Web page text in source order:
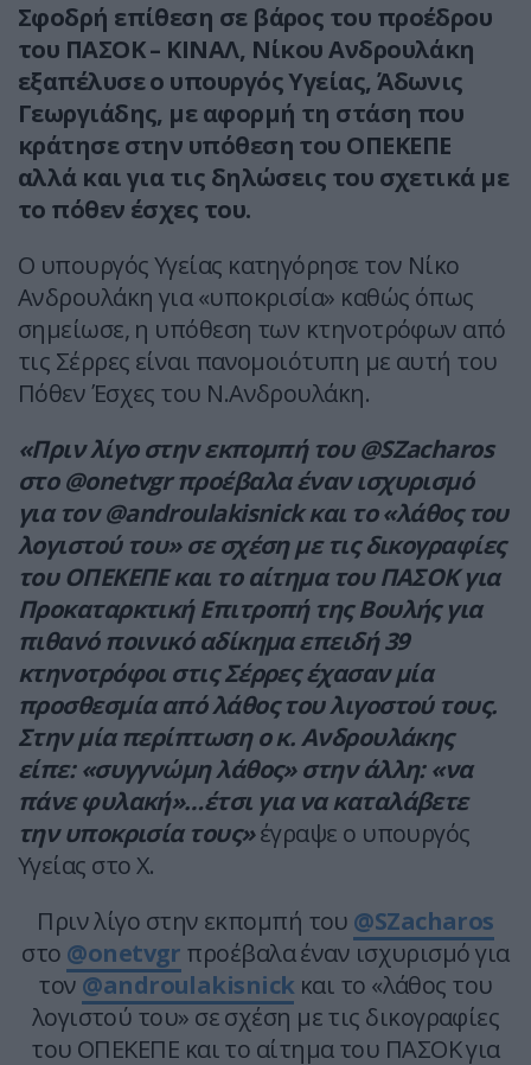
Σφοδρή επίθεση σε βάρος του προέδρου
του ΠΑΣΟΚ – ΚΙΝΑΛ, Νίκου Ανδρουλάκη
εξαπέλυσε ο υπουργός Υγείας, Άδωνις
Γεωργιάδης, με αφορμή τη στάση που
κράτησε στην υπόθεση του ΟΠΕΚΕΠΕ
αλλά και για τις δηλώσεις του σχετικά με
το πόθεν έσχες του.
Ο υπουργός Υγείας κατηγόρησε τον Νίκο
Ανδρουλάκη για «υποκρισία» καθώς όπως
σημείωσε, η υπόθεση των κτηνοτρόφων από
τις Σέρρες είναι πανομοιότυπη με αυτή του
Πόθεν Έσχες του Ν.Ανδρουλάκη.
«Πριν λίγο στην εκπομπή του @SZacharos
στο @onetvgr προέβαλα έναν ισχυρισμό
για τον @androulakisnick και το «λάθος του
λογιστού του» σε σχέση με τις δικογραφίες
του ΟΠΕΚΕΠΕ και το αίτημα του ΠΑΣΟΚ για
Προκαταρκτική Επιτροπή της Βουλής για
πιθανό ποινικό αδίκημα επειδή 39
κτηνοτρόφοι στις Σέρρες έχασαν μία
προσθεσμία από λάθος του λιγοστού τους.
Στην μία περίπτωση ο κ. Ανδρουλάκης
είπε: «συγγνώμη λάθος» στην άλλη: «να
πάνε φυλακή»…έτσι για να καταλάβετε
την υποκρισία τους»έγραψε ο υπουργός
Υγείας στο X.
Πριν λίγο στην εκπομπή του @SZacharos
στο @onetvgr προέβαλα έναν ισχυρισμό για
τον @androulakisnickκαι το «λάθος του
λογιστού του» σε σχέση με τις δικογραφίες
του ΟΠΕΚΕΠΕ και το αίτημα του ΠΑΣΟΚ για